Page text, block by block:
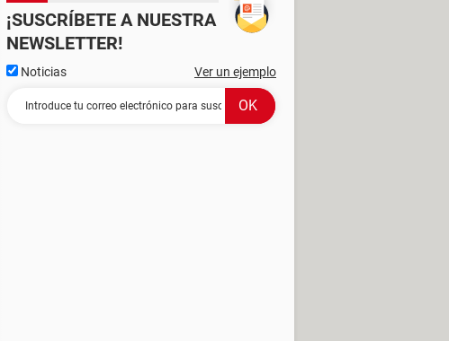
¡SUSCRÍBETE A NUESTRA
NEWSLETTER!
Noticias Ver un ejemplo